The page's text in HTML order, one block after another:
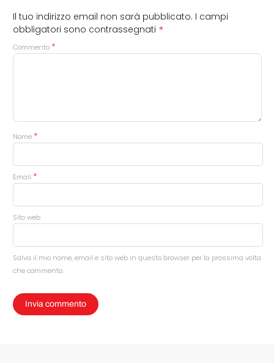
Il tuo indirizzo email non sarà pubblicato. I campi
obbligatori sono contrassegnati *
Commento *
Nome *
Email *
Sito web
Salva il mio nome, email e sito web in questo browser per la prossima volta
che commento.